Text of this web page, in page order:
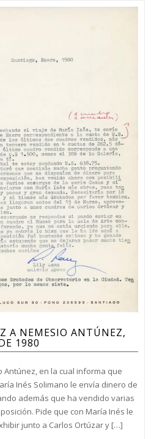
A NEMESIO ANTÚNEZ,
1980
Antúnez, en la cual informa que
Inés Solimano le envía dinero de
además que ha vendido varias
Pide que con María Inés le
junto a Carlos Ortúzar y […]